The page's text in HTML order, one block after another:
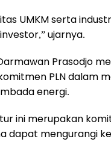
UMKM serta
ujarnya.
Prasodjo
PLN dalam
energi.
ini merupakan
dapat mengurangi